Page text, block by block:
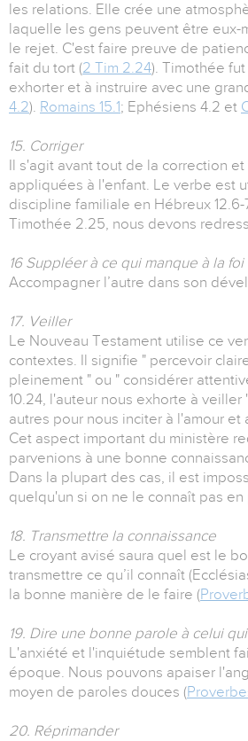
les relations. Elle crée une
laquelle les gens peuvent être eux-
le rejet. C'est faire preuve de
fait du tort (2 Tim 2.24). Timothée
exhorter et à instruire avec une
4.2). Romains 15.1; Ephésiens 4.2 et
15. Corriger
Il s'agit avant tout de la correction
appliquées à l'enfant. Le verbe est
discipline familiale en Hébreux 12.6-
Timothée 2.25, nous devons
16 Suppléer à ce qui manque à la foi
Accompagner l’autre dans son
17. Veiller
Le Nouveau Testament utilise ce
contextes. Il signifie " percevoir
pleinement " ou " considérer
10.24, l'auteur nous exhorte à veiller
autres pour nous inciter à l'amour
Cet aspect important du ministère
parvenions à une bonne
Dans la plupart des cas, il est
quelqu'un si on ne le connaît pas
18. Transmettre la connaissance
Le croyant avisé saura quel est le
transmettre ce qu’il connaît
la bonne manière de le faire (
19. Dire une bonne parole à celui
L'anxiété et l'inquiétude semblent
époque. Nous pouvons apaiser
moyen de paroles douces (
20. Réprimander